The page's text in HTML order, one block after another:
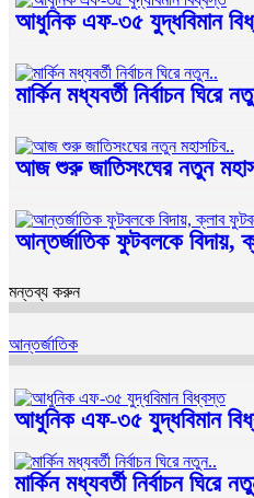
আধুনিক এফ-৩৫ যুদ্ধবিমান
মার্কিন মধ্যবর্তী নির্বাচন ঘিরে
আজ শুরু জাতিসংঘের নতুন
আন্তর্জাতিক ফুটবলকে বিদায়,
মন্তব্য করুন
আন্তর্জাতিক
আধুনিক এফ-৩৫ যুদ্ধবিমান
মার্কিন মধ্যবর্তী নির্বাচন ঘিরে